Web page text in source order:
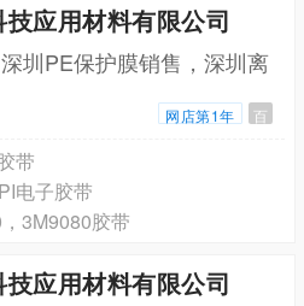
应用材料有限公司
圳PE保护膜销售，深圳离
网店第1年 百
带
电子胶带
3M9080胶带
应用材料有限公司